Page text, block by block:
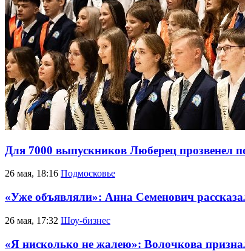
Для 7000 выпускников Люберец прозвенел
26 мая, 18:16 Подмосковье
«Уже объявляли»: Анна Семенович
26 мая, 17:32 Шоу-бизнес
«Я нисколько не жалею»: Волочкова